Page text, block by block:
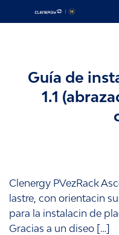
to
Guía de
1.1
Clenergy PVezRack
lastre, con orientacin
para la instalacin de
Gracias a un diseo […]